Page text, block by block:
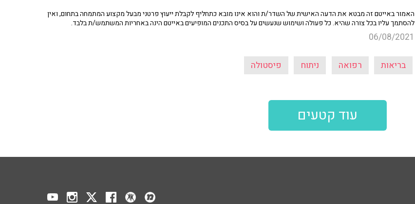
האמור באייטם זה מבטא את הדעה האישית של השדר/ת והוא אינו מובא כתחליף לקבלת ייעוץ פרטני מבעל מקצוע המתמחה בתחום, ואין
להסתמך עליו בכל צורה שהיא. כל פעולה ושימוש שנעשים על בסיס התכנים המופיעים באייטם הינה באחריות המשתמש/ת בלבד.
06/08/2021
בריאות רפואה ניתוח פיסטולה
עוד קטעים